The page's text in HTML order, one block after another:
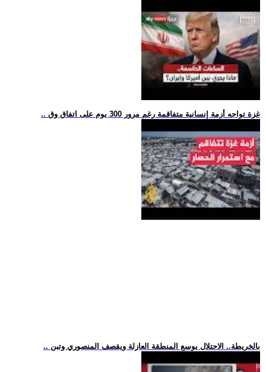
.. غزة تواجه أزمة إنسانية متفاقمة رغم مرور 300 يوم على اتفاق وق
.. بالخريطة.. الاحتلال يوسع المنطقة العازلة ويقصف المنصوري وتبن